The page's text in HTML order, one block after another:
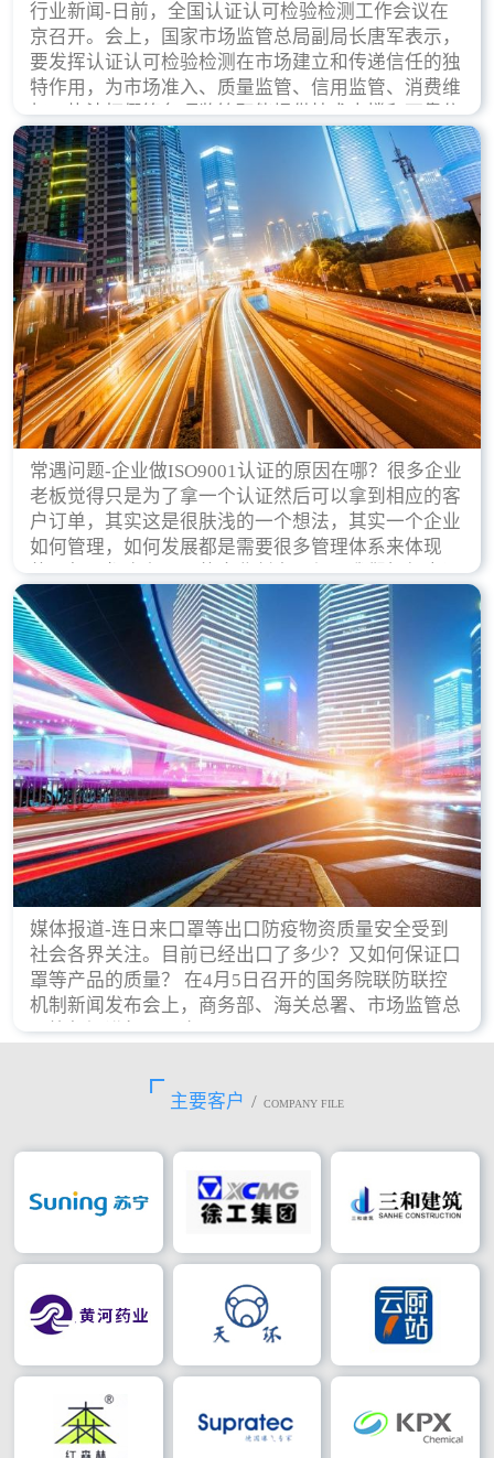
行业新闻-日前，全国认证认可检验检测工作会议在
京召开。会上，国家市场监管总局副局长唐军表示，
要发挥认证认可检验检测在市场建立和传递信任的独
特作用，为市场准入、质量监管、信用监管、消费维
权、执法打假等各项监管职能提供技术支撑和可靠依
据。
常遇问题-企业做ISO9001认证的原因在哪？很多企业
老板觉得只是为了拿一个认证然后可以拿到相应的客
户订单，其实这是很肤浅的一个想法，其实一个企业
如何管理，如何发展都是需要很多管理体系来体现
的，每天都会有不同的企业创立，但是我们如何去证
实一个企业的合法，有质量保证了？这就是ISO9001
认证体现价值的时候，那么键锋小编就来细说下企业
做ISO9001认证的根本原因。
媒体报道-连日来口罩等出口防疫物资质量安全受到
社会各界关注。目前已经出口了多少？又如何保证口
罩等产品的质量？ 在4月5日召开的国务院联防联控
机制新闻发布会上，商务部、海关总署、市场监管总
局等部门进行了回应。
主要客户 / COMPANY FILE